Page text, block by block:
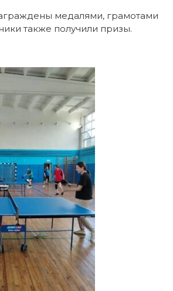
медалями, грамотами
также получили призы.